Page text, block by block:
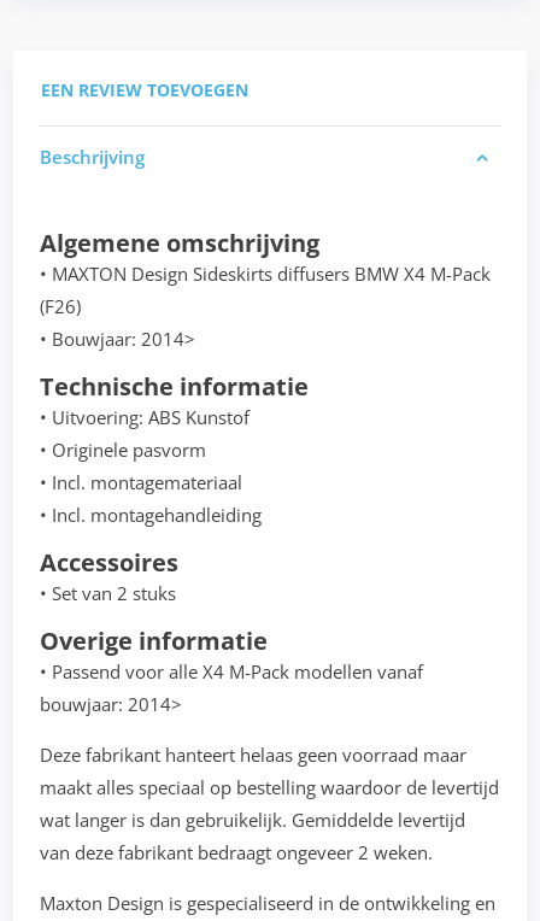
EEN REVIEW TOEVOEGEN
Beschrijving
Algemene omschrijving
• MAXTON Design Sideskirts diffusers BMW X4 M-Pack
(F26)
• Bouwjaar: 2014>
Technische informatie
• Uitvoering: ABS Kunstof
• Originele pasvorm
• Incl. montagemateriaal
• Incl. montagehandleiding
Accessoires
• Set van 2 stuks
Overige informatie
• Passend voor alle X4 M-Pack modellen vanaf
bouwjaar: 2014>
Deze fabrikant hanteert helaas geen voorraad maar
maakt alles speciaal op bestelling waardoor de levertijd
wat langer is dan gebruikelijk. Gemiddelde levertijd
van deze fabrikant bedraagt ongeveer 2 weken.
Maxton Design is gespecialiseerd in de ontwikkeling en